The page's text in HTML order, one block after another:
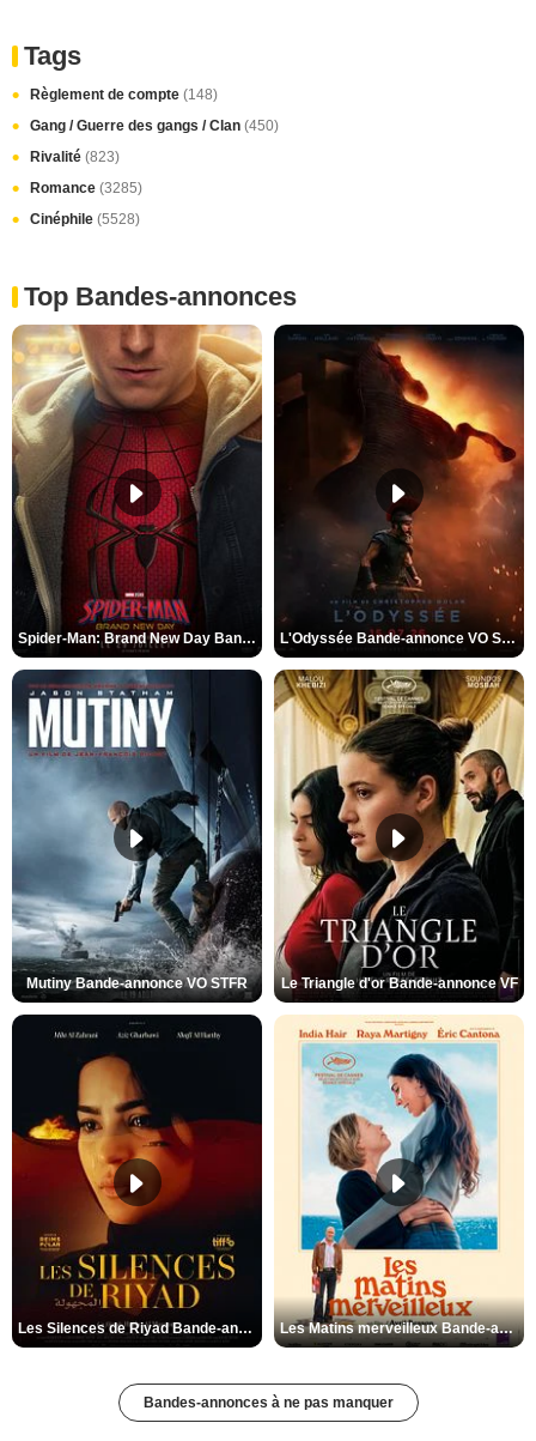
Tags
Règlement de compte (148)
Gang / Guerre des gangs / Clan (450)
Rivalité (823)
Romance (3285)
Cinéphile (5528)
Top Bandes-annonces
Spider-Man: Brand New Day Bande-annonce VO STFR L'Odyssée Bande-annonce VO STFR
Mutiny Bande-annonce VO STFR Le Triangle d'or Bande-annonce VF
Les Silences de Riyad Bande-annonce VO STFR Les Matins merveilleux Bande-annonce VF
Bandes-annonces à ne pas manquer